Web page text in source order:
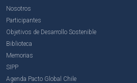
Nosotros
Participantes
Objetivos de Desarrollo Sostenible
Biblioteca
Memorias
SIPP
Agenda Pacto Global Chile